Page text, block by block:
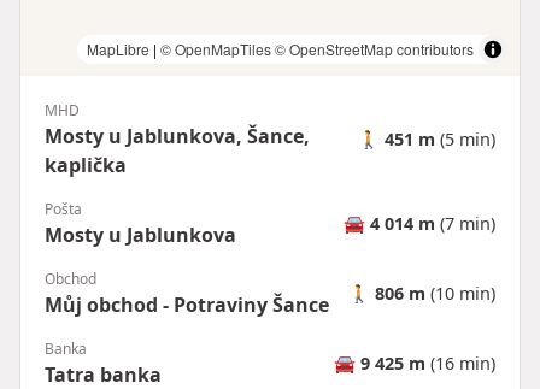
MapLibre | © OpenMapTiles© OpenStreetMap contributors
MHD
Mosty u Jablunkova, Šance,
kaplička
🚶 451 m (5 min)
Pošta
Mosty u Jablunkova 🚘 4 014 m (7 min)
Obchod
Můj obchod - Potraviny Šance 🚶 806 m (10 min)
Banka
Tatra banka 🚘 9 425 m (16 min)